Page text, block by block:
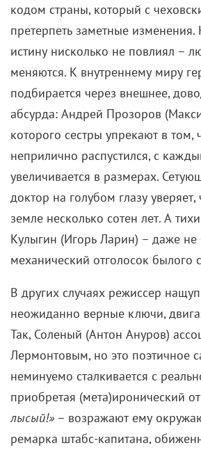
кодом страны, который с
претерпеть заметные
истину нисколько не повлиял –
меняются. К внутреннему миру
подбирается через внешнее,
абсурда: Андрей Прозоров
которого сестры упрекают в том,
неприлично распустился, с
увеличивается в размерах.
доктор на голубом глазу
земле несколько сотен лет. А
Кулыгин (Игорь Ларин) – даже не
механический отголосок былого
В других случаях режиссер
неожиданно верные ключи,
Так, Соленый (Антон Ануров)
Лермонтовым, но это поэтичное
неминуемо сталкивается с
приобретая (мета)иронический
лысый!» – возражают ему
ремарка штабс-капитана,